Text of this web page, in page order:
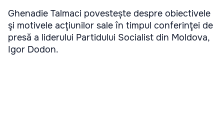
Ghenadie Talmaci povestește despre obiectivele
şi motivele acţiunilor sale în timpul conferinţei de
presă a liderului Partidului Socialist din Moldova,
Igor Dodon.